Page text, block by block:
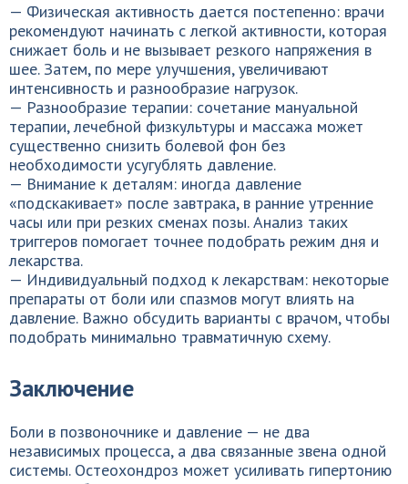
— Физическая активность дается постепенно: врачи
рекомендуют начинать с легкой активности, которая
снижает боль и не вызывает резкого напряжения в
шее. Затем, по мере улучшения, увеличивают
интенсивность и разнообразие нагрузок.
— Разнообразие терапии: сочетание мануальной
терапии, лечебной физкультуры и массажа может
существенно снизить болевой фон без
необходимости усугублять давление.
— Внимание к деталям: иногда давление
«подскакивает» после завтрака, в ранние утренние
часы или при резких сменах позы. Анализ таких
триггеров помогает точнее подобрать режим дня и
лекарства.
— Индивидуальный подход к лекарствам: некоторые
препараты от боли или спазмов могут влиять на
давление. Важно обсудить варианты с врачом, чтобы
подобрать минимально травматичную схему.
Заключение
Боли в позвоночнике и давление — не два
независимых процесса, а два связанные звена одной
системы. Остеохондроз может усиливать гипертонию